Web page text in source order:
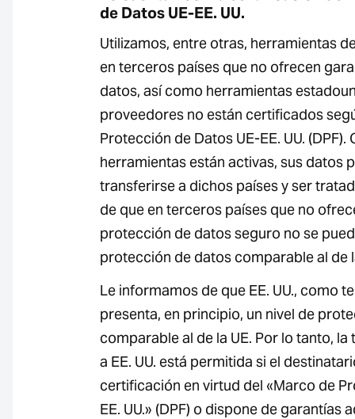
de Datos UE-EE. UU.
Utilizamos, entre otras, herramientas
en terceros países que no ofrecen
datos, así como herramientas
proveedores no están certificados
Protección de Datos UE-EE. UU. (DPF).
herramientas están activas, sus datos
transferirse a dichos países y ser
de que en terceros países que no
protección de datos seguro no se
protección de datos comparable al de
Le informamos de que EE. UU., como
presenta, en principio, un nivel de
comparable al de la UE. Por lo tanto,
a EE. UU. está permitida si el
certificación en virtud del «Marco de
EE. UU.» (DPF) o dispone de garantías